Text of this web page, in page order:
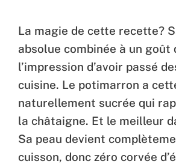
La magie de cette recette?
absolue combinée à un goût
l’impression d’avoir passé
cuisine. Le potimarron a
naturellement sucrée qui
la châtaigne. Et le meilleur
Sa peau devient
cuisson, donc zéro corvée